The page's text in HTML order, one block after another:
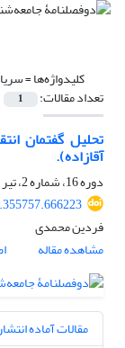
کلیدواژه‌ها =
تعداد مقالات: 1
تحلیل گفتمان
آقازاده).
دوره 16، شماره 2، تیر 1404، صفحه
فردین محمدی
مشاهده مقاله
مقالات آماده